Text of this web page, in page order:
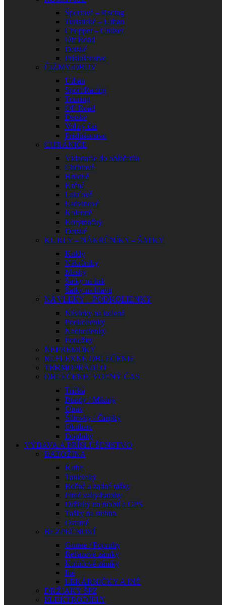
Športové – Racing
Turistické – Urban
Chopper – Cruiser
Off Road
Detské
Príslušenstvo
ČIŽMY/OBUV
Urban
Sport/Racing
Touring
Off Road
Detské
Voľný čas
Príslušenstvo
CHRÁNIČE
Vkladacie do oblečenia
Chrbtové
Hrudné
Krčné
Lakťové
Ľadvinové
Kolenné
Korytnačky
Detské
KUKLY – NÁKRČNÍKY – ŠATKY
Kukly
Nákrčníky
Masky
Šatky na krk
Šatky na hlavu
NÁVLEKY – PODKOLIENKY
Návleky na kolená
Podkolienky
Nadkolienky
Ponožky
NEPREMOKY
REFLEXNÉ OBLEČENIE
TERMOPRÁDLO
OBLEČENIE VOĽNÝ ČAS
Tričká
Bundy / Mikiny
Obuv
Šiltovky / Čiapky
Okuliare
Doplnky
VÝBAVA A PRÍSLUŠENSTVO
BATOŽINA
Kufre
Tankvaky
Bočné a zadné tašky
Pitné vaky/batohy
Držiaky na mobil a GPS
Tašky na stehno
Ostatné
BEZPEČNOSŤ
Gurtne / Popruhy
Reťazové zámky
Kotúčové zámky
Iné
LEKÁRNIČKY A INÉ
DRŽIAKY ŠPZ
ELEKTRODIELY